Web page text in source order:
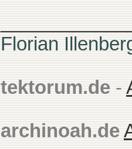
Florian
tektorum.de -
archinoah.de